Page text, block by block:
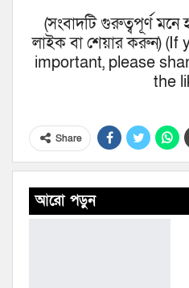
(সংবাদটি গুরুত্বপূর্ণ
লাইক বা শেয়ার করুন)
important, please
the
Share
আরো পড়ুন